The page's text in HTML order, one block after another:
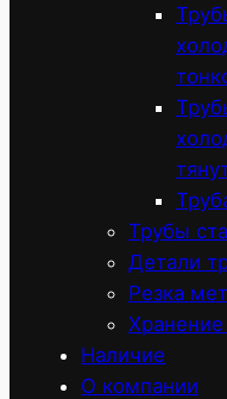
Трубы
Детали
Резка
Наличие
О компании